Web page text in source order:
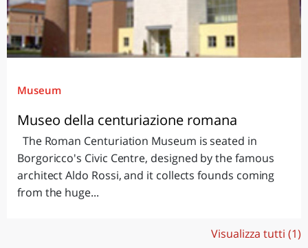
Museum
Museo della centuriazione romana
The Roman Centuriation Museum is seated in
Borgoricco's Civic Centre, designed by the famous
architect Aldo Rossi, and it collects founds coming
from the huge...
Visualizza tutti (1)